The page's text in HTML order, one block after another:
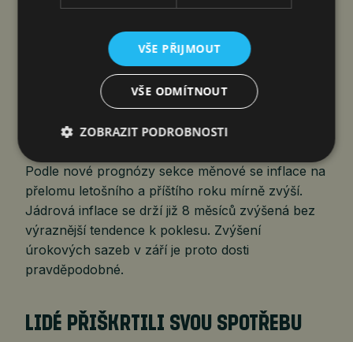
ČNB NEZMĚNILA ÚROKOVÉ SAZBY,
INFLAČNÍ RIZIKA TRVAJÍ
Podle nové prognózy sekce měnové se inflace na
přelomu letošního a příštího roku mírně zvýší.
Jádrová inflace se drží již 8 měsíců zvýšená bez
výraznější tendence k poklesu. Zvýšení
úrokových sazeb v září je proto dosti
pravděpodobné.
LIDÉ PŘIŠKRTILI SVOU SPOTŘEBU
VŠE PŘIJMOUT
VŠE ODMÍTNOUT
ZOBRAZIT PODROBNOSTI